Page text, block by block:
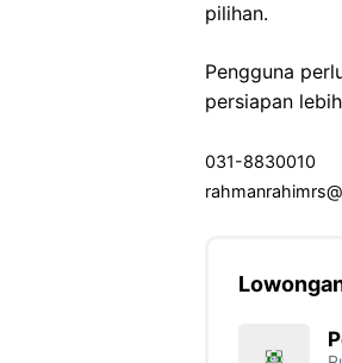
pilihan.
Pengguna
persiapan
031-8830010